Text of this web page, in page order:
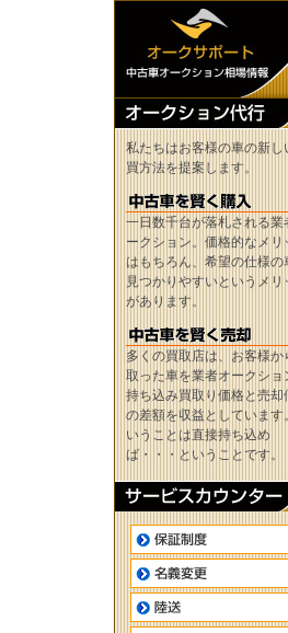
私たちはお客様の車の新し
買方法を提案します。
一日数千台が落札される業
ークション。価格的なメリ
はもちろん、希望の仕様の
見つかりやすいというメリ
があります。
多くの買取店は、お客様か
取った車を業者オークショ
持ち込み買取り価格と売却
の差額を収益としています
いうことは直接持ち込め
ば・・・ということです。